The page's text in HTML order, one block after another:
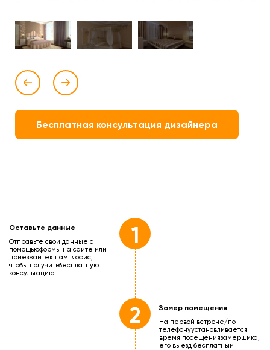
Бесплатная консультация дизайнера
Оставьте данные
Отправьте свои данные с
помощьюформы на сайте или
приезжайтек нам в офис,
чтобы получитьбесплатную
консультацию
1
Замер помещения
На первой встрече/по
телефонуустановливается
время посещениязамерщика,
его выезд бесплатный
2